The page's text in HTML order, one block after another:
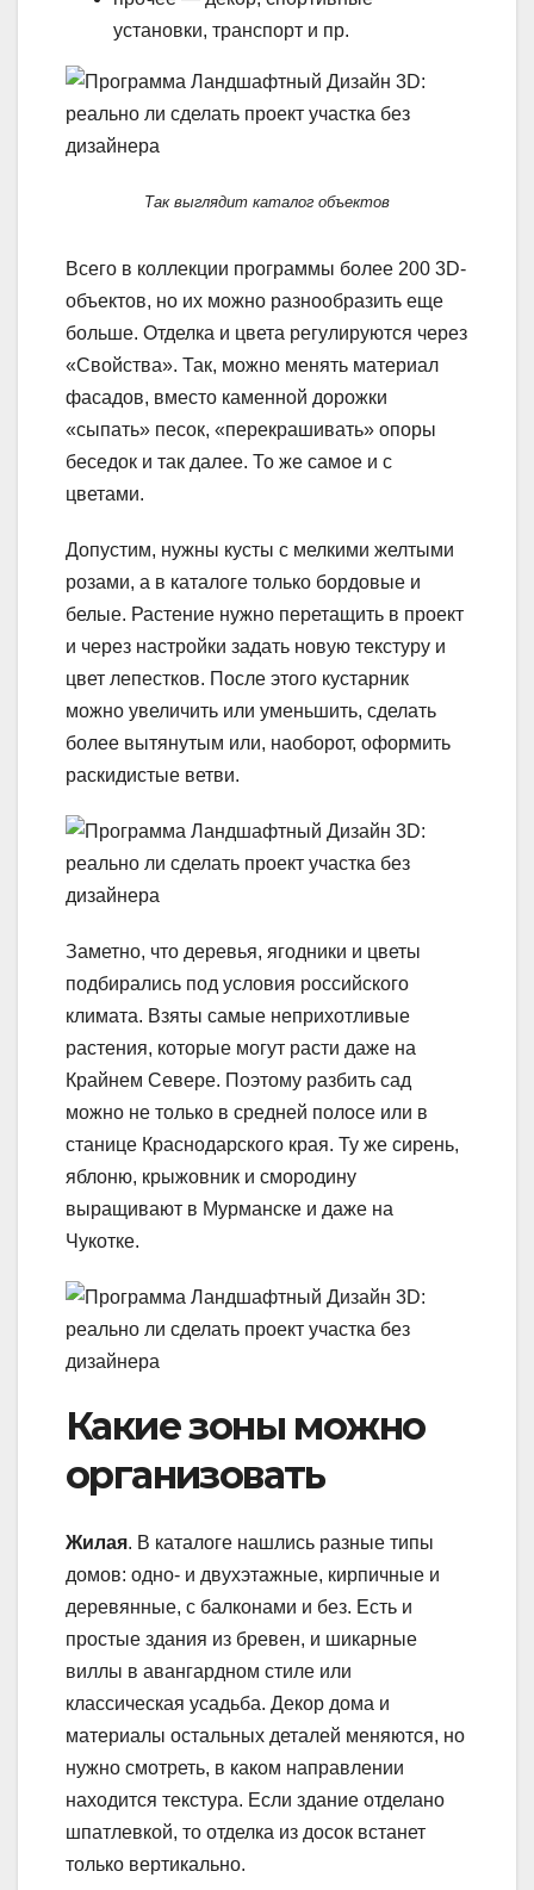
установки, транспорт и пр.
Так выглядит каталог объектов
Всего в коллекции программы более 200 3D-
объектов, но их можно разнообразить еще
больше. Отделка и цвета регулируются через
«Свойства». Так, можно менять материал
фасадов, вместо каменной дорожки
«сыпать» песок, «перекрашивать» опоры
беседок и так далее. То же самое и с
цветами.
Допустим, нужны кусты с мелкими желтыми
розами, а в каталоге только бордовые и
белые. Растение нужно перетащить в проект
и через настройки задать новую текстуру и
цвет лепестков. После этого кустарник
можно увеличить или уменьшить, сделать
более вытянутым или, наоборот, оформить
раскидистые ветви.
Заметно, что деревья, ягодники и цветы
подбирались под условия российского
климата. Взяты самые неприхотливые
растения, которые могут расти даже на
Крайнем Севере. Поэтому разбить сад
можно не только в средней полосе или в
станице Краснодарского края. Ту же сирень,
яблоню, крыжовник и смородину
выращивают в Мурманске и даже на
Чукотке.
Какие зоны можно
организовать
Жилая. В каталоге нашлись разные типы
домов: одно- и двухэтажные, кирпичные и
деревянные, с балконами и без. Есть и
простые здания из бревен, и шикарные
виллы в авангардном стиле или
классическая усадьба. Декор дома и
материалы остальных деталей меняются, но
нужно смотреть, в каком направлении
находится текстура. Если здание отделано
шпатлевкой, то отделка из досок встанет
только вертикально.